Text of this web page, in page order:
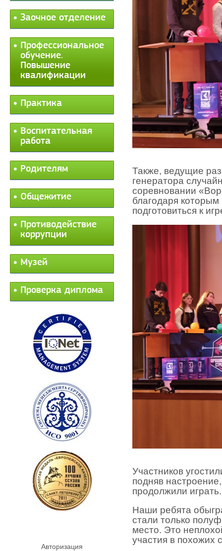
Заочное отделение
Профессиональное
обучение.
Повышение
квалификации
Практика
Воспитательная
работа
Родителям
Общежитие
Противодействие
коррупции
Музей
Проверка диплома
Авторизация
Также, ведущие
генератора
соревновании
благодаря
подготовиться к
Участников
подняв
продолжили играть.
Наши ребята
стали только
место. Это
участия в похожих